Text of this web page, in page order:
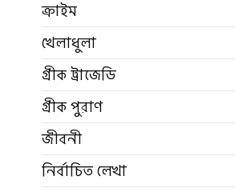
ক্রাইম
খেলাধুলা
গ্রীক ট্রাজেডি
গ্রীক পুরাণ
জীবনী
নির্বাচিত লেখা